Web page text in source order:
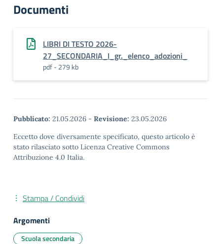
Documenti
LIBRI DI TESTO 2026-
27_SECONDARIA_I_gr._elenco_adozioni_
pdf - 279 kb
Pubblicato: 21.05.2026 - Revisione: 23.05.2026
Eccetto dove diversamente specificato, questo articolo è
stato rilasciato sotto Licenza Creative Commons
Attribuzione 4.0 Italia.
Stampa / Condividi
Argomenti
Scuola secondaria